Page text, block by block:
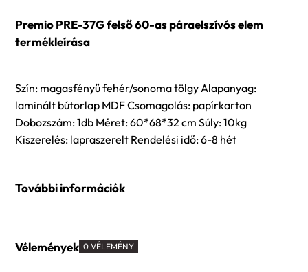
Premio PRE-37G felső 60-as páraelszívós elem
termékleírása
Szín: magasfényű fehér/sonoma tölgy Alapanyag:
laminált bútorlap MDF Csomagolás: papírkarton
Dobozszám: 1db Méret: 60*68*32 cm Súly: 10kg
Kiszerelés: lapraszerelt Rendelési idő: 6-8 hét
További információk
Vélemények 0 VÉLEMÉNY